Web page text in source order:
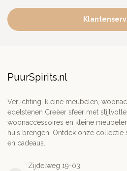
PuurSpirits.nl
Verlichting, kleine meubelen,
edelstenen Creëer sfeer met stijlvolle
woonaccessoires en kleine
huis brengen. Ontdek onze collectie
en cadeaus.
Zijdelweg 19-03